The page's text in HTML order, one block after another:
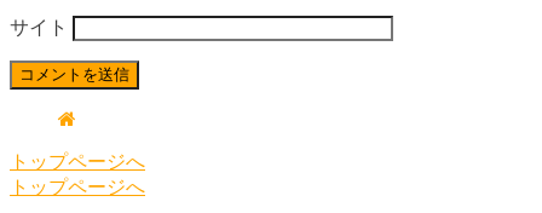
サイト
トップページへ
トップページへ